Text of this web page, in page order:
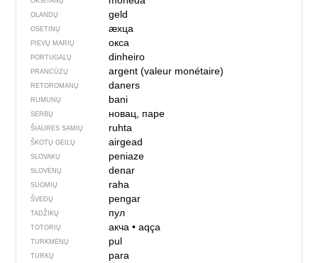
OLANDŲ geld
OSETINŲ ӕхца
PIEVŲ MARIŲ окса
PORTUGALŲ dinheiro
PRANCŪZŲ argent (valeur monétaire)
RETOROMANŲ daners
RUMUNŲ bani
SERBŲ новац, паре
ŠIAURĖS SAMIŲ ruhta
ŠKOTŲ GEILŲ airgead
SLOVAKŲ peniaze
SLOVĖNŲ denar
SUOMIŲ raha
ŠVEDŲ pengar
TADŽIKŲ пул
TOTORIŲ акча• aqça
TURKMĖNŲ pul
TURKŲ para